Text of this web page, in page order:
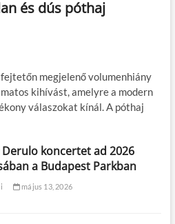
és dús póthaj
megjelenő volumenhiány
kihívást, amelyre a modern
válaszokat kínál. A póthaj
Derulo koncertet ad 2026
a Budapest Parkban
május 13, 2026